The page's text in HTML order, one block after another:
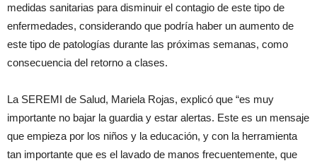
medidas sanitarias para disminuir el contagio de este tipo de
enfermedades, considerando que podría haber un aumento de
este tipo de patologías durante las próximas semanas, como
consecuencia del retorno a clases.
La SEREMI de Salud, Mariela Rojas, explicó que “es muy
importante no bajar la guardia y estar alertas. Este es un mensaje
que empieza por los niños y la educación, y con la herramienta
tan importante que es el lavado de manos frecuentemente, que